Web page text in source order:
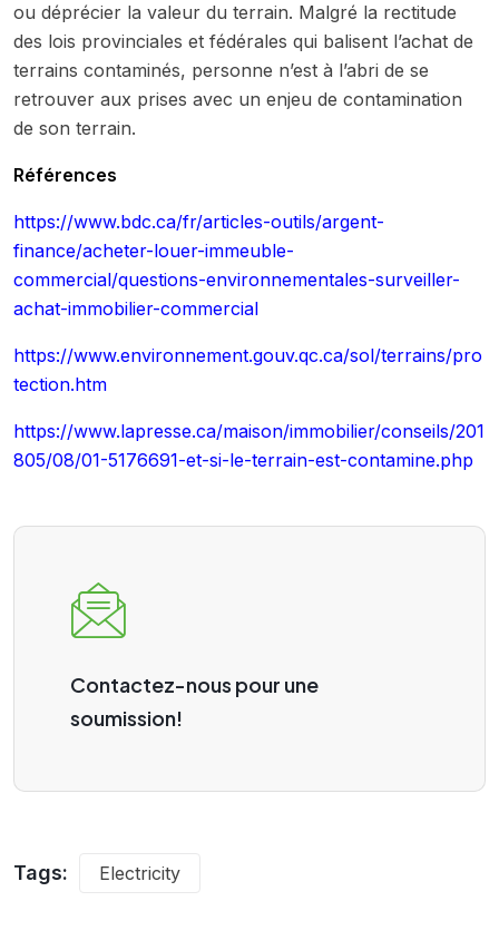
ou déprécier la valeur du terrain. Malgré la rectitude
des lois provinciales et fédérales qui balisent l’achat de
terrains contaminés, personne n’est à l’abri de se
retrouver aux prises avec un enjeu de contamination
de son terrain.
Références
https://www.bdc.ca/fr/articles-outils/argent-
finance/acheter-louer-immeuble-
commercial/questions-environnementales-surveiller-
achat-immobilier-commercial
https://www.environnement.gouv.qc.ca/sol/terrains/pro
tection.htm
https://www.lapresse.ca/maison/immobilier/conseils/201
805/08/01-5176691-et-si-le-terrain-est-contamine.php
Contactez-nous pour une
soumission!
Tags: Electricity